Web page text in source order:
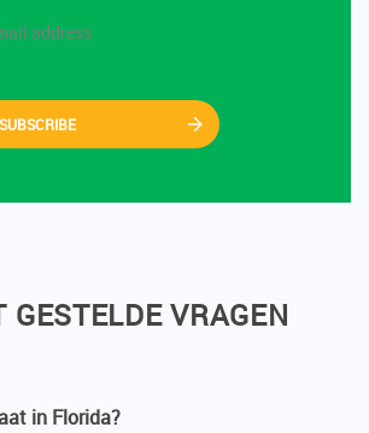
SUBSCRIBE
GESTELDE VRAGEN
in Florida?